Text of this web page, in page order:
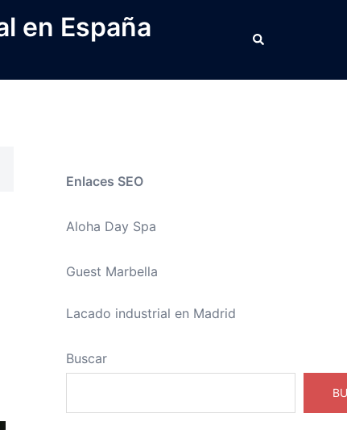
en España Buscar
Enlaces SEO
Aloha Day Spa
Guest Marbella
Lacado industrial en Madrid
Buscar